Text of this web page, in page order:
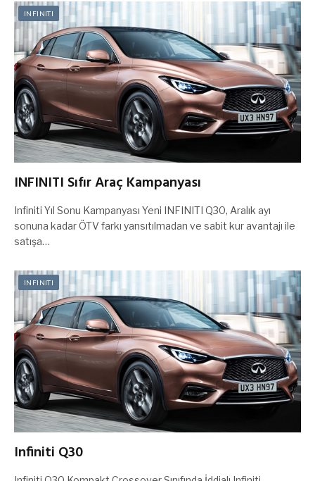
INFINITI
INFINITI Sıfır Araç Kampanyası
Infiniti Yıl Sonu Kampanyası Yeni INFINITI Q30, Aralık ayı
sonuna kadar ÖTV farkı yansıtılmadan ve sabit kur avantajı ile
satışa…
INFINITI
Infiniti Q30